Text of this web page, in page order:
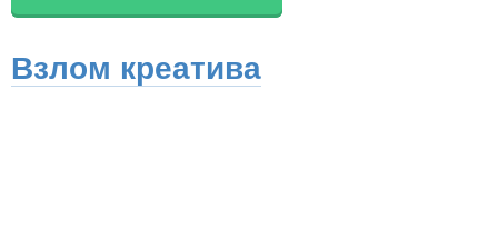
Взлом креатива